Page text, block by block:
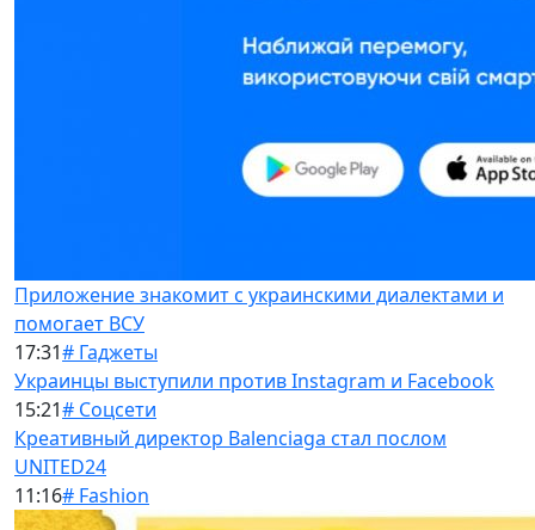
Приложение знакомит с украинскими диалектами и
помогает ВСУ
17:31# Гаджеты
Украинцы выступили против Instagram и Facebook
15:21# Соцсети
Креативный директор Balenciaga стал послом
UNITED24
11:16# Fashion